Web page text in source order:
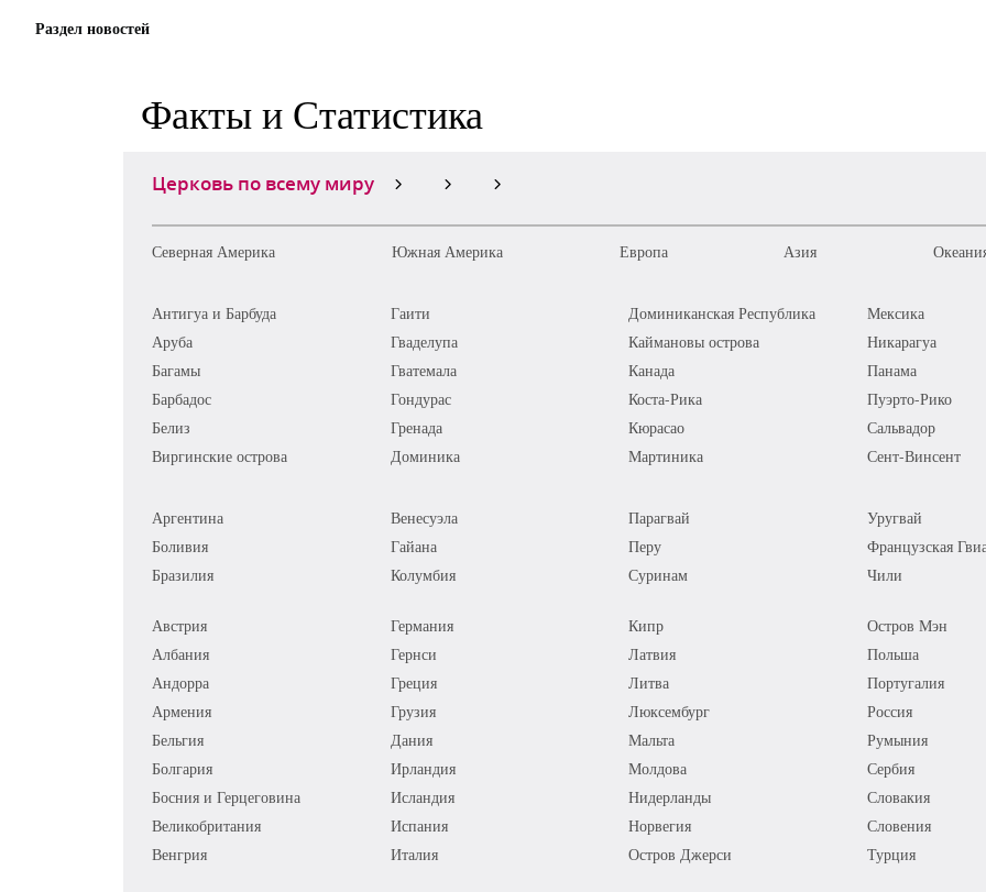
Раздел новостей
Факты и Статистика
Церковь по всему миру
Северная Америка Южная Америка Европа Азия
Антигуа и Барбуда
Аруба
Багамы
Барбадос
Белиз
Виргинские острова
Гаити
Гваделупа
Гватемала
Гондурас
Гренада
Доминика
Доминиканская Республика
Каймановы острова
Канада
Коста-Рика
Кюрасао
Мартиника
Мексика
Никарагуа
Панама
Пуэрто-Рико
Сальвадор
Сент-Винсент
Аргентина
Боливия
Бразилия
Венесуэла
Гайана
Колумбия
Парагвай
Перу
Суринам
Уругвай
Французская
Чили
Австрия
Албания
Андорра
Армения
Бельгия
Болгария
Босния и Герцеговина
Великобритания
Венгрия
Германия
Гернси
Греция
Грузия
Дания
Ирландия
Исландия
Испания
Италия
Кипр
Латвия
Литва
Люксембург
Мальта
Молдова
Нидерланды
Норвегия
Остров Джерси
Остров Мэн
Польша
Португалия
Россия
Румыния
Сербия
Словакия
Словения
Турция